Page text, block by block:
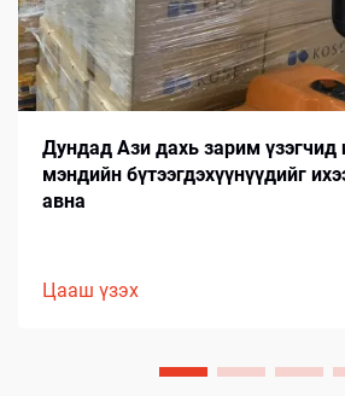
Дундад Ази дахь зарим үзэгчид
мэндийн бүтээгдэхүүнүүдийг
авна
Цааш үзэх